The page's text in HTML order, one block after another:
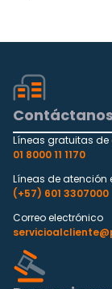
Contáctanos
Líneas gratuitas
01 8000 11 1170
Líneas de atención
(+57) 601 3307000
Correo electrónico